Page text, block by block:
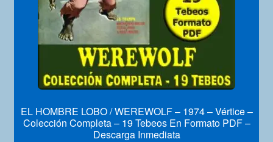
EL HOMBRE LOBO / WEREWOLF – 1974 – Vértice –
Colección Completa – 19 Tebeos En Formato PDF –
Descarga Inmediata